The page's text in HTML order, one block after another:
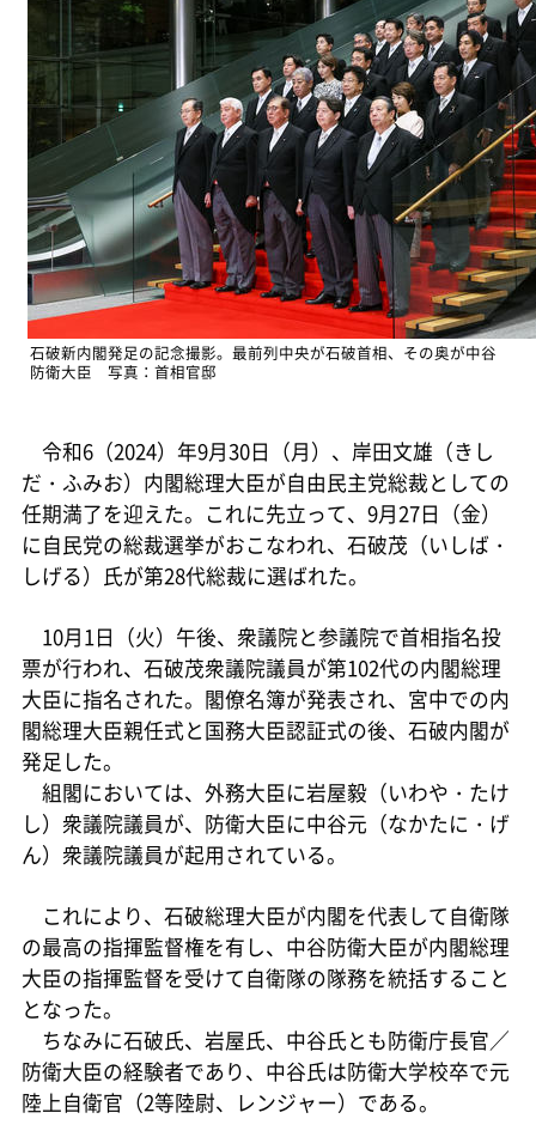
石破新内閣発足の記念撮影。最前列中央が石破首相、その奥が中谷
防衛大臣 写真：首相官邸
令和6（2024）年9月30日（月）、岸田文雄（きし
だ・ふみお）内閣総理大臣が自由民主党総裁としての
任期満了を迎えた。これに先立って、9月27日（金）
に自民党の総裁選挙がおこなわれ、石破茂（いしば・
しげる）氏が第28代総裁に選ばれた。
10月1日（火）午後、衆議院と参議院で首相指名投
票が行われ、石破茂衆議院議員が第102代の内閣総理
大臣に指名された。閣僚名簿が発表され、宮中での内
閣総理大臣親任式と国務大臣認証式の後、石破内閣が
発足した。
組閣においては、外務大臣に岩屋毅（いわや・たけ
し）衆議院議員が、防衛大臣に中谷元（なかたに・げ
ん）衆議院議員が起用されている。
これにより、石破総理大臣が内閣を代表して自衛隊
の最高の指揮監督権を有し、中谷防衛大臣が内閣総理
大臣の指揮監督を受けて自衛隊の隊務を統括すること
となった。
ちなみに石破氏、岩屋氏、中谷氏とも防衛庁長官／
防衛大臣の経験者であり、中谷氏は防衛大学校卒で元
陸上自衛官（2等陸尉、レンジャー）である。